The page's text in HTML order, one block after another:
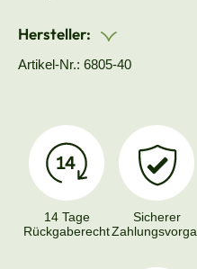
Hersteller:
Artikel-Nr.: 6805-40
14 Tage
Rückgaberecht
Sicherer